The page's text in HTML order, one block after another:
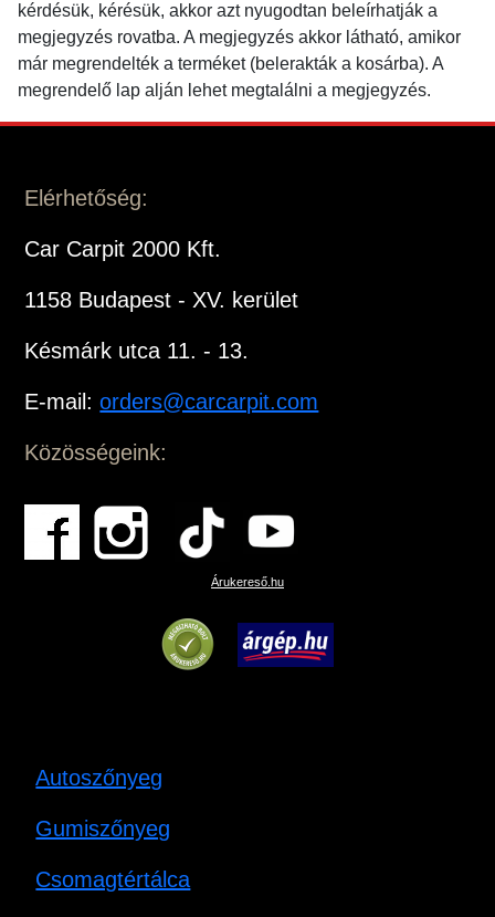
kérdésük, kérésük, akkor azt nyugodtan beleírhatják a
megjegyzés rovatba. A megjegyzés akkor látható, amikor
már megrendelték a terméket (belerakták a kosárba). A
megrendelő lap alján lehet megtalálni a megjegyzés.
Elérhetőség:
Car Carpit 2000 Kft.
1158 Budapest - XV. kerület
Késmárk utca 11. - 13.
E-mail:orders@carcarpit.com
Közösségeink:
Árukereső.hu
Autoszőnyeg
Gumiszőnyeg
Csomagtértálca